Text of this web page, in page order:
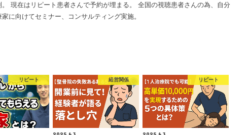
現在はリピート患者さんで予約が埋まる。 全国の視聴患者さんの為、自分
に向けてセミナー、コンサルティング実施。
リピート 経営関係 リピート